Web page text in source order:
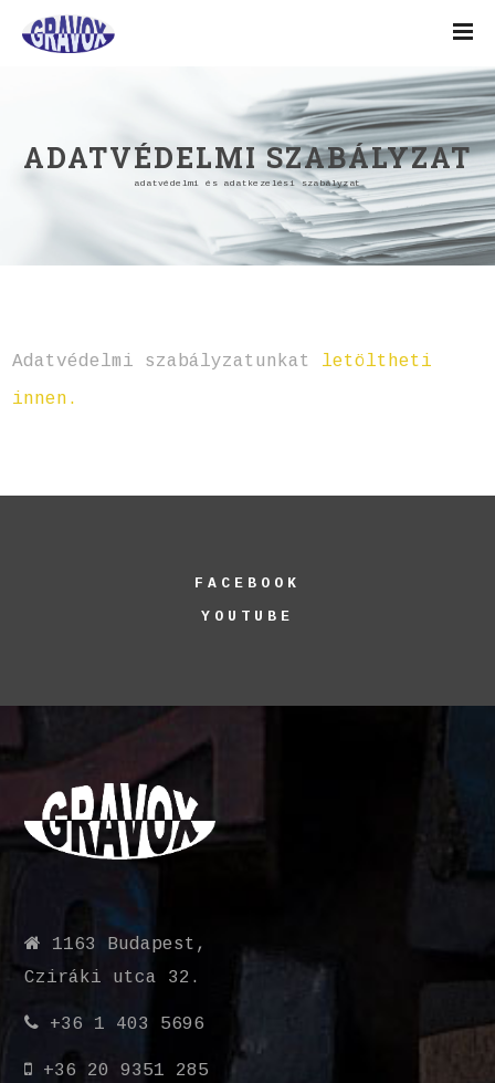
ADATVÉDELMI SZABÁLYZAT
adatvédelmi és adatkezelési szabályzat
Adatvédelmi szabályzatunkat letöltheti
innen.
FACEBOOK
YOUTUBE
1163 Budapest,
Cziráki utca 32.
+36 1 403 5696
+36 20 9351 285